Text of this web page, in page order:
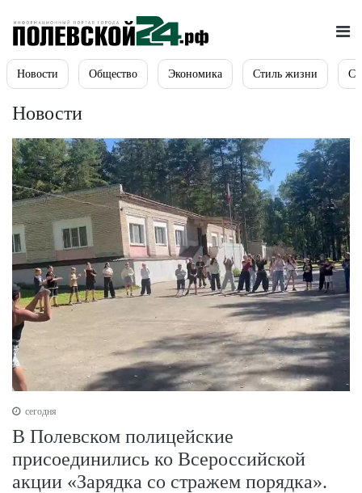
Новости Общество Экономика Стиль жизни
Новости
сегодня
В Полевском полицейские
присоединились ко Всероссийской
акции «Зарядка со стражем порядка».